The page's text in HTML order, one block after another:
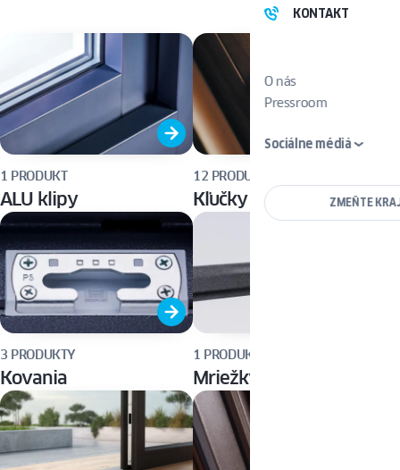
KONTAKT
O nás
Pressroom
Sociálne médiá
ZMEŇTE
1 PRODUKT
ALU klipy
12 PRODUKTOV
Kľučky a rukoväte
3 PRODUKTY
Kovania
1 PRODUKT
Mriežky